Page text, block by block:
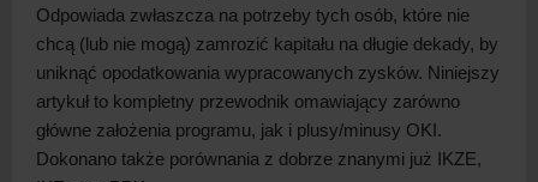
Odpowiada zwłaszcza na potrzeby tych osób, które nie
chcą (lub nie mogą) zamrozić kapitału na długie dekady, by
uniknąć opodatkowania wypracowanych zysków. Niniejszy
artykuł to kompletny przewodnik omawiający zarówno
główne założenia programu, jak i plusy/minusy OKI.
Dokonano także porównania z dobrze znanymi już IKZE,